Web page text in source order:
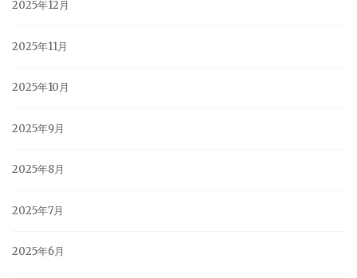
2025年12月
2025年11月
2025年10月
2025年9月
2025年8月
2025年7月
2025年6月